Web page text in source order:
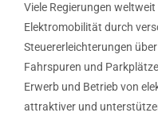
Viele Regierungen
Elektromobilität durch
Steuererleichterungen
Fahrspuren und
Erwerb und Betrieb von
attraktiver und